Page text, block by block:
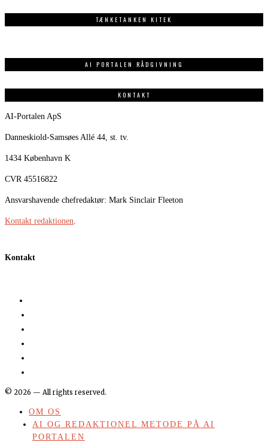
TÆNKETANKEN KITEK
AI PORTALEN RÅDGIVNING
KONTAKT
AI-Portalen ApS
Danneskiold-Samsøes Allé 44, st. tv.
1434 København K
CVR 45516822
Ansvarshavende chefredaktør: Mark Sinclair Fleeton
Kontakt redaktionen
Kontakt
© 2026 — All rights reserved.
OM OS
AI OG REDAKTIONEL METODE PÅ AI
PORTALEN